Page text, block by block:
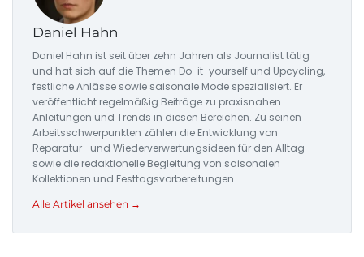
Daniel Hahn
Daniel Hahn ist seit über zehn Jahren als Journalist tätig
und hat sich auf die Themen Do-it-yourself und Upcycling,
festliche Anlässe sowie saisonale Mode spezialisiert. Er
veröffentlicht regelmäßig Beiträge zu praxisnahen
Anleitungen und Trends in diesen Bereichen. Zu seinen
Arbeitsschwerpunkten zählen die Entwicklung von
Reparatur- und Wiederverwertungsideen für den Alltag
sowie die redaktionelle Begleitung von saisonalen
Kollektionen und Festtagsvorbereitungen.
Alle Artikel ansehen →